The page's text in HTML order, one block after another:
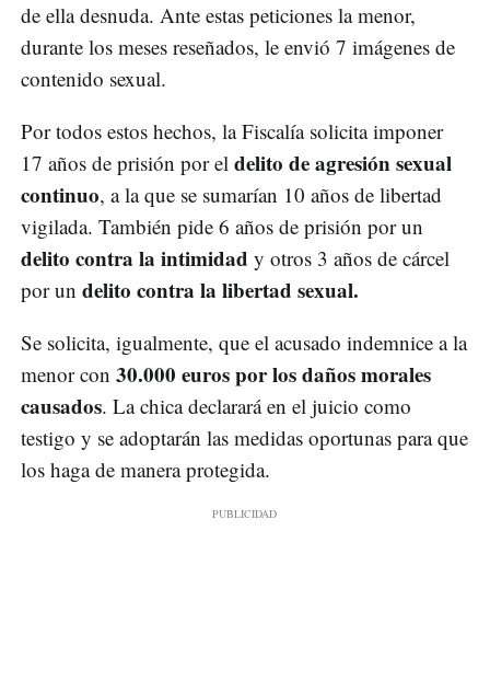
de ella desnuda. Ante estas peticiones la menor,
durante los meses reseñados, le envió 7 imágenes de
contenido sexual.
Por todos estos hechos, la Fiscalía solicita imponer
17 años de prisión por el delito de agresión sexual
continuo, a la que se sumarían 10 años de libertad
vigilada. También pide 6 años de prisión por un
delito contra la intimidad y otros 3 años de cárcel
por un delito contra la libertad sexual.
Se solicita, igualmente, que el acusado indemnice a la
menor con 30.000 euros por los daños morales
causados. La chica declarará en el juicio como
testigo y se adoptarán las medidas oportunas para que
los haga de manera protegida.